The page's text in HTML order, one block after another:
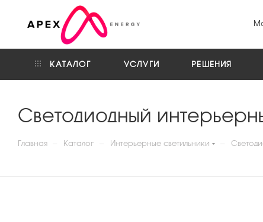
КАТАЛОГ УСЛУГИ РЕШЕНИЯ
Светодиодный
Главная — Каталог — Интерьерные светильники —